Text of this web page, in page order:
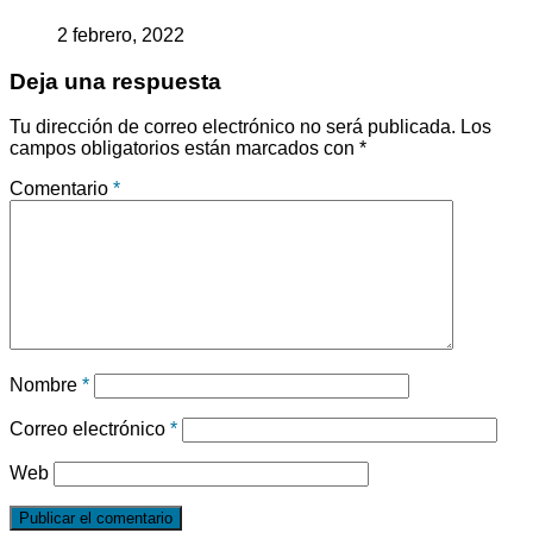
2 febrero, 2022
Deja una respuesta
Tu dirección de correo electrónico no será publicada. Los
campos obligatorios están marcados con *
Comentario *
Nombre *
Correo electrónico *
Web